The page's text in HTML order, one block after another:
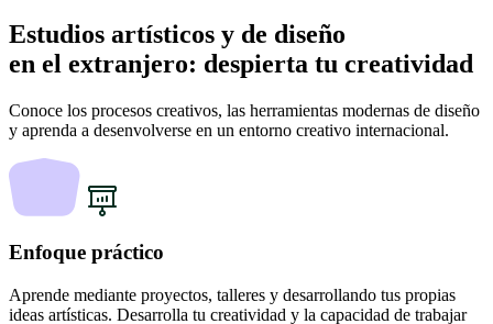
Estudios artísticos y de diseño
en el extranjero: despierta tu creatividad
Conoce los procesos creativos, las herramientas modernas de diseño
y aprenda a desenvolverse en un entorno creativo internacional.
Enfoque práctico
Aprende mediante proyectos, talleres y desarrollando tus propias
ideas artísticas. Desarrolla tu creatividad y la capacidad de trabajar